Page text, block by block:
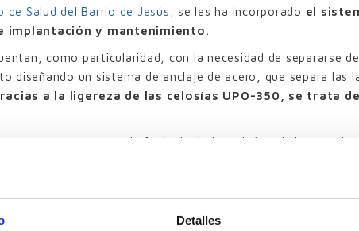
Detalles
de Salud del Barrio de Jesús , se les ha incorporado el
implantación y mantenimiento.
como particularidad, con la necesidad de separarse
diseñando un sistema de anclaje de acero, que separa las
a la ligereza de las celosías UPO-350, se trata
y en contraste con la fachada de hormigón, el sistema de
Los colores elegidos han sido el RAL 5000, el RAL 5013
en los paños divididos por la mitad.
y su aplicación, ya que las
de aluminio
solar de un edificio, y
la incorporación del sistema